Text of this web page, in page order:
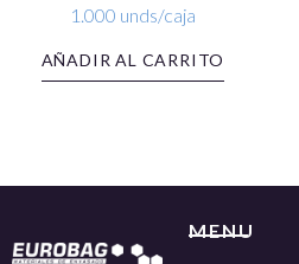
1.000 unds/caja
AÑADIR AL CARRITO
MENU